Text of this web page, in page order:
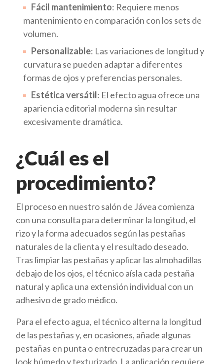
Fácil mantenimiento: Requiere menos
mantenimiento en comparación con los sets de
volumen.
Personalizable: Las variaciones de longitud y
curvatura se pueden adaptar a diferentes
formas de ojos y preferencias personales.
Estética versátil: El efecto agua ofrece una
apariencia editorial moderna sin resultar
excesivamente dramática.
¿Cuál es el
procedimiento?
El proceso en nuestro salón de Jávea comienza
con una consulta para determinar la longitud, el
rizo y la forma adecuados según las pestañas
naturales de la clienta y el resultado deseado.
Tras limpiar las pestañas y aplicar las almohadillas
debajo de los ojos, el técnico aísla cada pestaña
natural y aplica una extensión individual con un
adhesivo de grado médico.
Para el efecto agua, el técnico alterna la longitud
de las pestañas y, en ocasiones, añade algunas
pestañas en punta o entrecruzadas para crear un
look húmedo y texturizado. La aplicación requiere